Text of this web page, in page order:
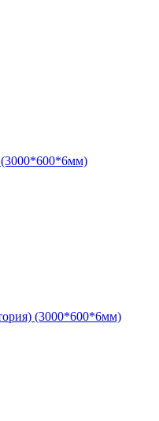
(3000*600*6мм)